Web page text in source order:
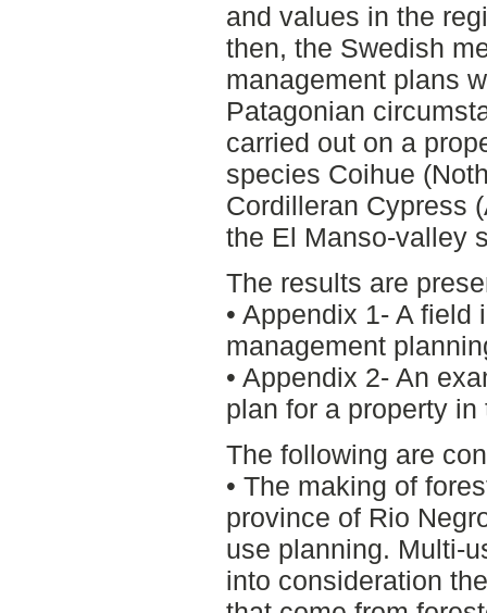
and values in the
then, the Swedish
management plans
Patagonian
carried out on a
species Coihue
Cordilleran Cypress
the El Manso-valley
The results are
• Appendix 1- A
management
• Appendix 2- An
plan for a property
The following are
• The making of
province of Rio
use planning. Multi-
into consideration